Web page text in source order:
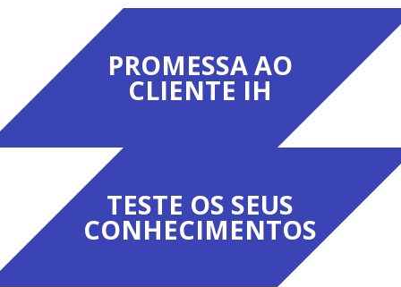
PROMESSA AO
CLIENTE IH
TESTE OS SEUS
CONHECIMENTOS